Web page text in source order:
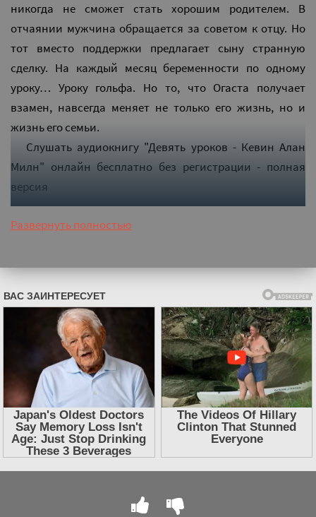
никогда не сможет стать хорошим родителем. В
отчаянии мужчина обращается за советом к отцу. Но
тот вместо поддержки предлагает сыну странную
сделку. На каждый месяц беременности по одному
уроку… Уроку гольфа. Но то, что Огаста получает
взамен, навсегда меняет не только его жизнь, но и
жизнь его семьи.
Слушать аудиокнигу "Девять уроков - Кевин Алан
Милн" онлайн бесплатно без регистрации - полная
версия
Развернуть полностью